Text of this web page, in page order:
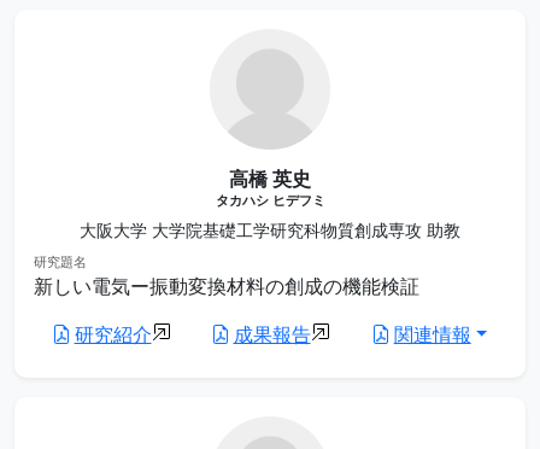
高橋 英史
タカハシ ヒデフミ
大阪大学 大学院基礎工学研究科物質創成専攻 助教
研究題名
新しい電気ー振動変換材料の創成の機能検証
研究紹介
成果報告 関連情報